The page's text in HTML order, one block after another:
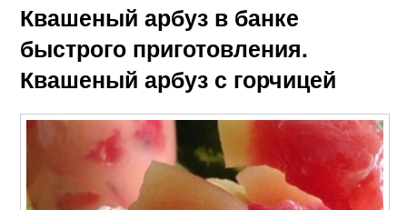
Квашеный арбуз в банке
быстрого приготовления.
Квашеный арбуз с горчицей